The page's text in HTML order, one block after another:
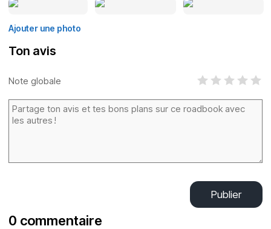
Ajouter une photo
Ton avis
Note globale
Publier
0 commentaire